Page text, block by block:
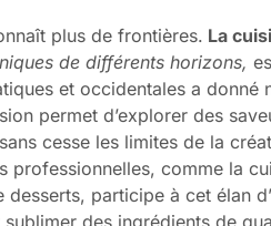
plus de frontières. La
de différents horizons,
et occidentales a donné
permet d’explorer des
cesse les limites de la
professionnelles, comme la
participe à cet élan